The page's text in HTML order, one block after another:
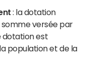
: la dotation
versée par
dotation est
population et de la